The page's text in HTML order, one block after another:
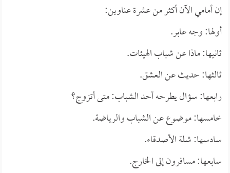
إن أمامي الآن أكثر من عشرة عناوين:
أولها: وجه عابر.
ثانيها: ماذا عن شباب الهيئات.
ثالثها: حديث عن العشق.
رابعها: سؤال يطرحه أحد الشباب: متى أتزوج؟
خامسها: موضوع عن الشباب والرياضة.
سادسها: شلة الأصدقاء.
سابعها: مسافرون إلى الخارج.